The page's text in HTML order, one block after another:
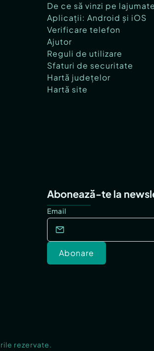
De ce să vinzi pe
Aplicații: Android și iOS
Verificare telefon
Ajutor
Reguli de utilizare
Sfaturi de securitate
Hartă județelor
Hartă site
Abonează-te la
Email
Abonare
rezervate.